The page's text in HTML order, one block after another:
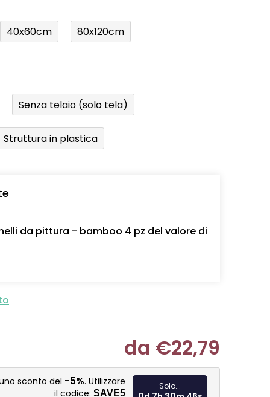
40x60cm 80x120cm
Senza telaio (solo tela)
Struttura in plastica
da pittura - bamboo 4 pz del valore di
da €22,79
Misura
sconto del -5%. Utilizzare
il codice: SAVE5
Solo...